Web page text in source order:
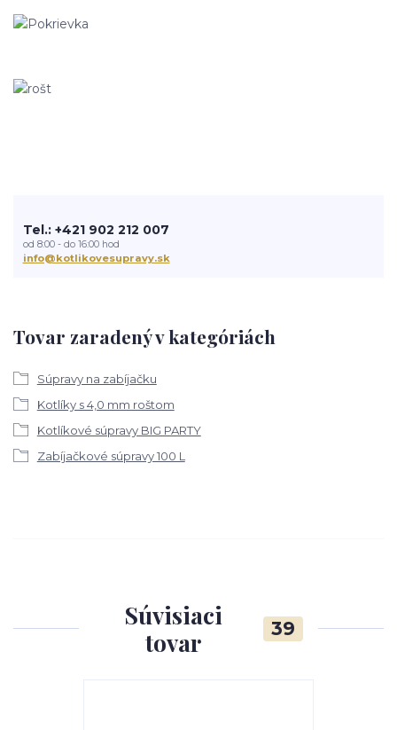
Tovar zaradený v kategóriách
Súpravy na zabíjačku
Kotlíky s 4,0 mm roštom
Kotlíkové súpravy BIG PARTY
Zabíjačkové súpravy 100 L
Tel.: +421 902 212 007
od 8:00 - do 16:00 hod
info@kotlikovesupravy.sk
Súvisiaci
tovar
39